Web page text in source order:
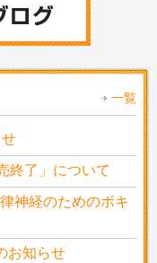
一覧
終了」について
神経のためのボキ
お知らせ